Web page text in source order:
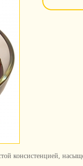
консистенцией,